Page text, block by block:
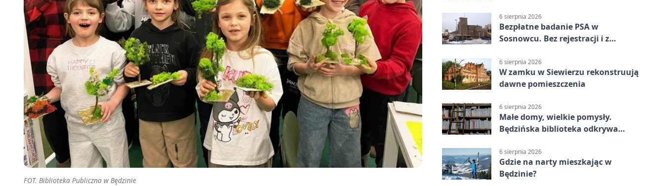
FOT. Biblioteka Publiczna w Będzinie
6 sierpnia 2026
Bezpłatne badanie PSA w
Sosnowcu. Bez rejestracji i z
6 sierpnia 2026
W zamku w Siewierzu rekonstruują
dawne pomieszczenia
6 sierpnia 2026
Małe domy, wielkie pomysły.
Będzińska biblioteka odkrywa
6 sierpnia 2026
Gdzie na narty mieszkając w
Będzinie?